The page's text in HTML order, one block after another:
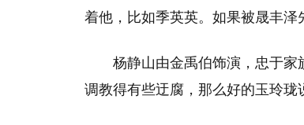
着他，比如季英英。如果被晟丰泽
杨静山由金禹伯饰演，忠于
调教得有些迂腐，那么好的玉玲珑